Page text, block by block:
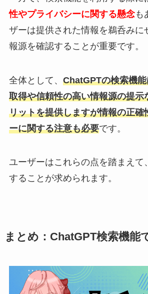
性やプライバシーに関する懸念も
ザーは提供された情報を鵜呑みに
報源を確認することが重要です。
全体として、 ChatGPTの検索機
取得や信頼性の高い情報源の提示
リットを提供しますが情報の正確
ーに関する注意も必要です。
ユーザーはこれらの点を踏まえて
することが求められます。
まとめ：ChatGPT検索機能